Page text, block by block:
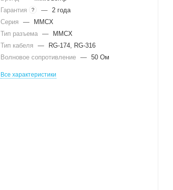
Гарантия
? —
2 года
Серия
—
MMCX
Тип разъема —
MMCX
Тип кабеля
—
RG-174, RG-316
Волновое сопротивление — 50 Ом
Все характеристики